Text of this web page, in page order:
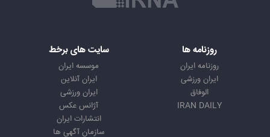
روزنامه ها
روزنامه ایران
ایران ورزشی
الوفاق
IRAN DAILY
سایت های برخط
موسسه ایران
ایران آنلاین
ایران ورزشی
آژانس عکس
انتشارات ایران
سازمان آگهی ها